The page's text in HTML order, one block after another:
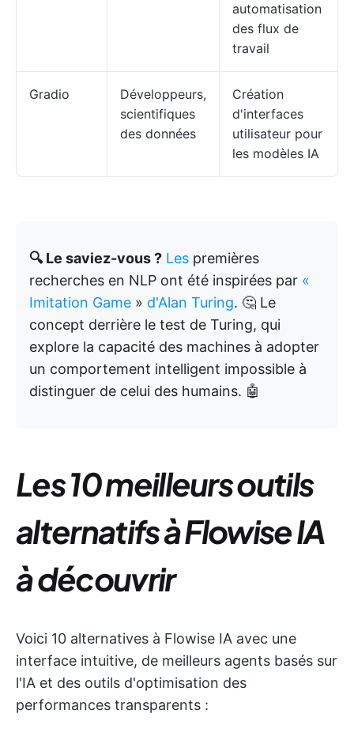
automatisation
des flux de
travail
Gradio
Développeurs,
scientifiques
des données
Création
d'interfaces
utilisateur pour
les modèles IA
🔍 Le saviez-vous ? Les premières
recherches en NLP ont été inspirées par «
Imitation Game » d'Alan Turing. 🤔 Le
concept derrière le test de Turing, qui
explore la capacité des machines à adopter
un comportement intelligent impossible à
distinguer de celui des humains. 🤖
Les 10 meilleurs outils
alternatifs à Flowise IA
à découvrir
Voici 10 alternatives à Flowise IA avec une
interface intuitive, de meilleurs agents basés sur
l'IA et des outils d'optimisation des
performances transparents :